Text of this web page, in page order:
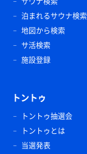
泊まれるサウナ検索
地図から検索
サ活検索
施設登録
トントゥ
トントゥ抽選会
トントゥとは
当選発表